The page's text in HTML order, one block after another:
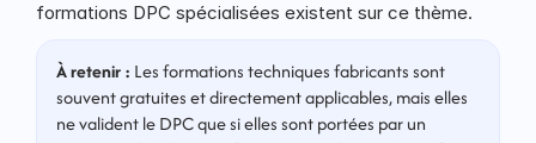
formations DPC spécialisées existent sur ce thème.
À retenir : Les formations techniques fabricants sont
souvent gratuites et directement applicables, mais elles
ne valident le DPC que si elles sont portées par un